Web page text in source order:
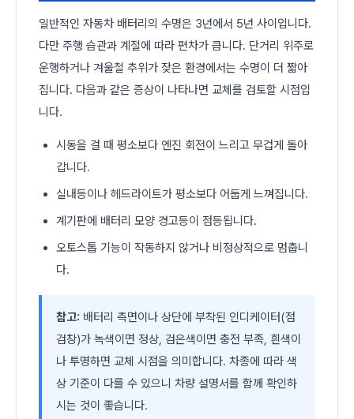
일반적인 자동차 배터리의 수명은 3년에서 5년 사이입니다.
다만 주행 습관과 계절에 따라 편차가 큽니다. 단거리 위주로
운행하거나 겨울철 추위가 잦은 환경에서는 수명이 더 짧아
집니다. 다음과 같은 증상이 나타나면 교체를 검토할 시점입
니다.
시동을 걸 때 평소보다 엔진 회전이 느리고 무겁게 돌아
갑니다.
실내등이나 헤드라이트가 평소보다 어둡게 느껴집니다.
계기판에 배터리 모양 경고등이 점등됩니다.
오토스톱 기능이 작동하지 않거나 비정상적으로 멈춥니
다.
참고: 배터리 측면이나 상단에 부착된 인디케이터(점
검창)가 녹색이면 정상, 검은색이면 충전 부족, 흰색이
나 투명하면 교체 시점을 의미합니다. 차종에 따라 색
상 기준이 다를 수 있으니 차량 설명서를 함께 확인하
시는 것이 좋습니다.